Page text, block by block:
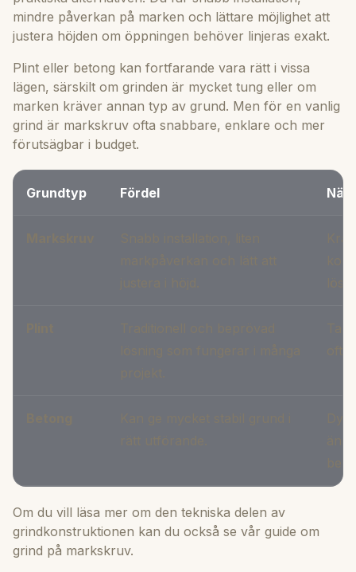
mindre påverkan på marken och lättare möjlighet att
justera höjden om öppningen behöver linjeras exakt.
Plint eller betong kan fortfarande vara rätt i vissa
lägen, särskilt om grinden är mycket tung eller om
marken kräver annan typ av grund. Men för en vanlig
grind är markskruv ofta snabbare, enklare och mer
förutsägbar i budget.
Grundtyp Fördel När
Om du vill läsa mer om den tekniska delen av
grindkonstruktionen kan du också se vår guide om
grind på markskruv.